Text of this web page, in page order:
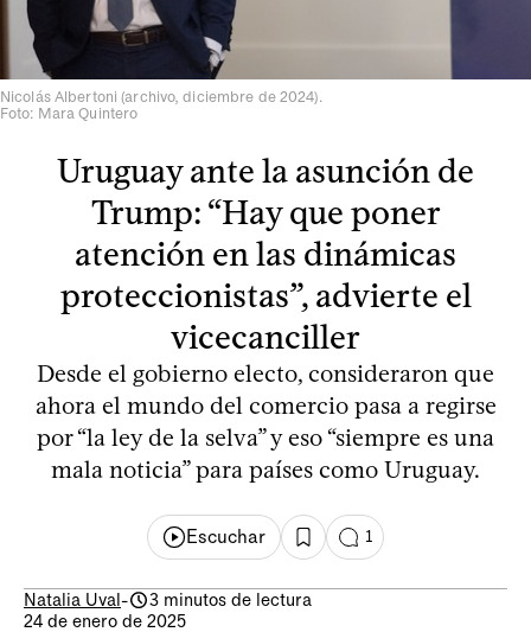
Nicolás Albertoni (archivo, diciembre de 2024).
Foto: Mara Quintero
Uruguay ante la asunción de
Trump: “Hay que poner
atención en las dinámicas
proteccionistas”, advierte el
vicecanciller
Desde el gobierno electo, consideraron que
ahora el mundo del comercio pasa a regirse
por “la ley de la selva” y eso “siempre es una
mala noticia” para países como Uruguay.
Escuchar 1
Natalia Uval-
3 minutos de lectura
24 de enero de 2025